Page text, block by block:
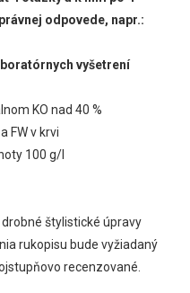
odpovede, napr.:
vyšetrení
KO nad 40 %
FW v krvi
100 g/l
štylistické úpravy
rukopisu bude vyžiadaný
recenzované.